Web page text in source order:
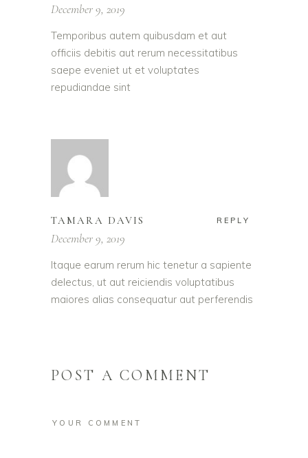
December 9, 2019
Temporibus autem quibusdam et aut
officiis debitis aut rerum necessitatibus
saepe eveniet ut et voluptates
repudiandae sint
TAMARA DAVIS REPLY
December 9, 2019
Itaque earum rerum hic tenetur a sapiente
delectus, ut aut reiciendis voluptatibus
maiores alias consequatur aut perferendis
POST A COMMENT